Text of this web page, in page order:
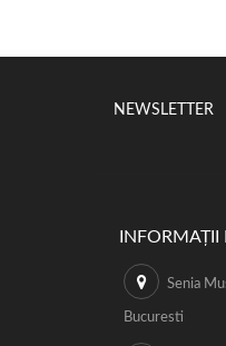
NEWSLETTER
Senia
Bucuresti